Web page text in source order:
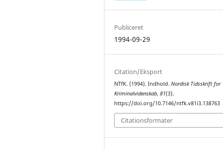
Publiceret
1994-09-29
Citation/Eksport
NTfK. (1994). Indhold.Nordisk Tidsskrift for
Kriminalvidenskab,81(3).
https://doi.org/10.7146/ntfk.v81i3.138763
Citationsformater